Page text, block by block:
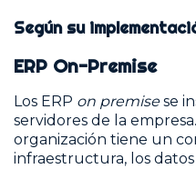
Según su
ERP On-Premise
Los ERP on premisese
servidores de la
organización tiene un
infraestructura, los